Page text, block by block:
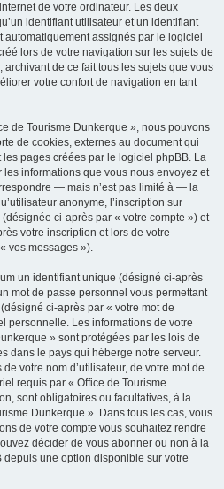
de votre ordinateur. Les deux
identifiant utilisateur et un identifiant
assignés par le logiciel
lors de votre navigation sur les sujets de
archivant de ce fait tous les sujets que vous
votre confort de navigation en tant
de Tourisme Dunkerque », nous pouvons
de cookies, externes au document qui
pages créées par le logiciel phpBB. La
informations que vous nous envoyez et
— mais n’est pas limité à — la
anonyme, l’inscription sur
ci-après par « votre compte ») et
votre inscription et lors de votre
vos messages »).
un identifiant unique (désigné ci-après
mot de passe personnel vous permettant
ci-après par « votre mot de
personnelle. Les informations de votre
» sont protégées par les lois de
dans le pays qui héberge notre serveur.
votre nom d’utilisateur, de votre mot de
requis par « Office de Tourisme
sont obligatoires ou facultatives, à la
Dunkerque ». Dans tous les cas, vous
de votre compte vous souhaitez rendre
décider de vous abonner ou non à la
depuis une option disponible sur votre